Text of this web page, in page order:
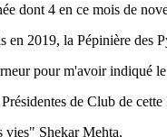
dont 4 en ce mois de
en 2019, la Pépinière des
pour m'avoir indiqué
de Club de
vies" Shekar Mehta.